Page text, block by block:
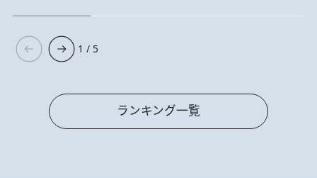
1 / 5
ランキング一覧